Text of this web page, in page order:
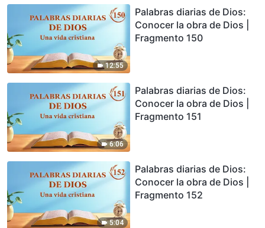
12:55
Palabras diarias de Dios:
Conocer la obra de Dios |
Fragmento 150
6:06
Palabras diarias de Dios:
Conocer la obra de Dios |
Fragmento 151
5:04
Palabras diarias de Dios:
Conocer la obra de Dios |
Fragmento 152